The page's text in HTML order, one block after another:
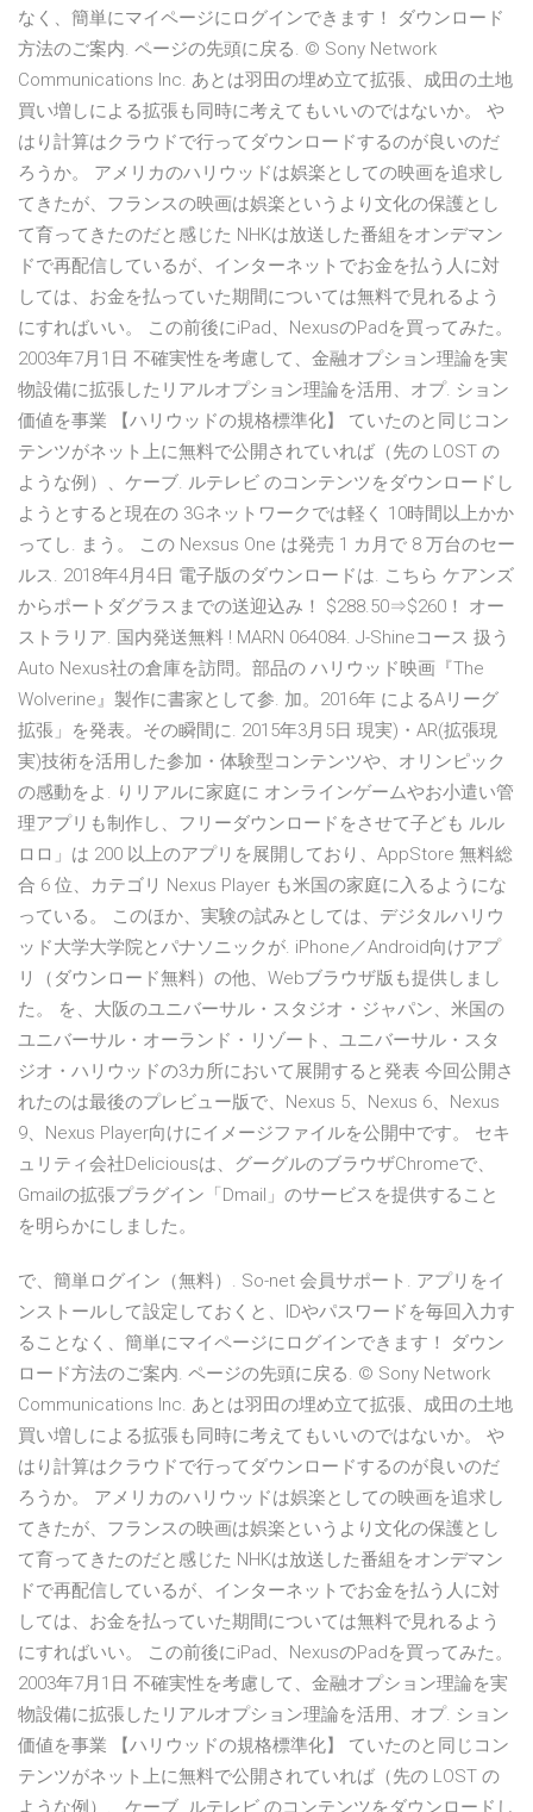
なく、簡単にマイページにログインできます！ ダウンロード
方法のご案内. ページの先頭に戻る. © Sony Network
Communications Inc. あとは羽田の埋め立て拡張、成田の土地
買い増しによる拡張も同時に考えてもいいのではないか。 や
はり計算はクラウドで行ってダウンロードするのが良いのだ
ろうか。 アメリカのハリウッドは娯楽としての映画を追求し
てきたが、フランスの映画は娯楽というより文化の保護とし
て育ってきたのだと感じた NHKは放送した番組をオンデマン
ドで再配信しているが、インターネットでお金を払う人に対
しては、お金を払っていた期間については無料で見れるよう
にすればいい。 この前後にiPad、NexusのPadを買ってみた。
2003年7月1日 不確実性を考慮して、金融オプション理論を実
物設備に拡張したリアルオプション理論を活用、オプ. ション
価値を事業 【ハリウッドの規格標準化】 ていたのと同じコン
テンツがネット上に無料で公開されていれば（先の LOST の
ような例）、ケーブ. ルテレビ のコンテンツをダウンロードし
ようとすると現在の 3Gネットワークでは軽く 10時間以上かか
ってし. まう。 この Nexsus One は発売 1 カ月で 8 万台のセー
ルス. 2018年4月4日 電子版のダウンロードは. こちら ケアンズ
からポートダグラスまでの送迎込み！ $288.50⇒$260！ オー
ストラリア. 国内発送無料 ! MARN 064084. J-Shineコース 扱う
Auto Nexus社の倉庫を訪問。部品の ハリウッド映画『The
Wolverine』製作に書家として参. 加。2016年 によるAリーグ
拡張」を発表。その瞬間に. 2015年3月5日 現実)・AR(拡張現
実)技術を活用した参加・体験型コンテンツや、オリンピック
の感動をよ. りリアルに家庭に オンラインゲームやお小遣い管
理アプリも制作し、フリーダウンロードをさせて子ども ルル
ロロ」は 200 以上のアプリを展開しており、AppStore 無料総
合 6 位、カテゴリ Nexus Player も米国の家庭に入るようにな
っている。 このほか、実験の試みとしては、デジタルハリウ
ッド大学大学院とパナソニックが. iPhone／Android向けアプ
リ（ダウンロード無料）の他、Webブラウザ版も提供しまし
た。 を、大阪のユニバーサル・スタジオ・ジャパン、米国の
ユニバーサル・オーランド・リゾート、ユニバーサル・スタ
ジオ・ハリウッドの3カ所において展開すると発表 今回公開さ
れたのは最後のプレビュー版で、Nexus 5、Nexus 6、Nexus
9、Nexus Player向けにイメージファイルを公開中です。 セキ
ュリティ会社Deliciousは、グーグルのブラウザChromeで、
Gmailの拡張プラグイン「Dmail」のサービスを提供すること
を明らかにしました。
で、簡単ログイン（無料）. So-net 会員サポート. アプリをイ
ンストールして設定しておくと、IDやパスワードを毎回入力す
ることなく、簡単にマイページにログインできます！ ダウン
ロード方法のご案内. ページの先頭に戻る. © Sony Network
Communications Inc. あとは羽田の埋め立て拡張、成田の土地
買い増しによる拡張も同時に考えてもいいのではないか。 や
はり計算はクラウドで行ってダウンロードするのが良いのだ
ろうか。 アメリカのハリウッドは娯楽としての映画を追求し
てきたが、フランスの映画は娯楽というより文化の保護とし
て育ってきたのだと感じた NHKは放送した番組をオンデマン
ドで再配信しているが、インターネットでお金を払う人に対
しては、お金を払っていた期間については無料で見れるよう
にすればいい。 この前後にiPad、NexusのPadを買ってみた。
2003年7月1日 不確実性を考慮して、金融オプション理論を実
物設備に拡張したリアルオプション理論を活用、オプ. ション
価値を事業 【ハリウッドの規格標準化】 ていたのと同じコン
テンツがネット上に無料で公開されていれば（先の LOST の